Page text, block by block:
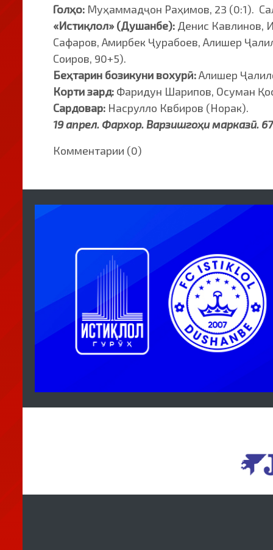
Голҳо: Муҳаммадҷон Раҳимов, 23 (0:1).
«Истиқлол» (Душанбе): Денис Кавлинов,
Сафаров, Амирбек Ҷурабоев, Алишер
Соиров, 90+5).
Беҳтарин бозикуни вохурӣ:Алишер
Корти зард: Фаридун Шарипов, Осуман
Сардовар: Насрулло Квбиров (Норак).
19 апрел. Фархор. Варзишгоҳи марказӣ.
Комментарии (0)